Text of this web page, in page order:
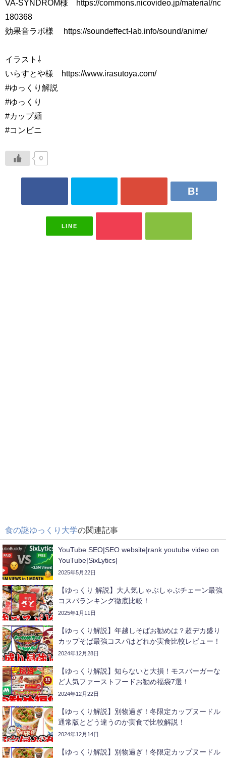
VA-SYNDROM様 https://commons.nicovideo.jp/material/nc
180368
効果音ラボ様 https://soundeffect-lab.info/sound/anime/
イラスト⇩
いらすとや様 https://www.irasutoya.com/
#ゆっくり解説
#ゆっくり
#カップ麺
#コンビニ
0
LINE
食の謎ゆっくり大学の関連記事
YouTube SEO|SEO website|rank youtube video on
YouTube|SixLytics|
2025年5月22日
【ゆっくり 解説】大人気しゃぶしゃぶチェーン最強
コスパランキング徹底比較！
2025年1月11日
【ゆっくり解説】年越しそばお勧めは？超デカ盛り
カップそば最強コスパはどれか実食比較レビュー！
2024年12月28日
【ゆっくり解説】知らないと大損！モスバーガーな
ど人気ファーストフードお勧め福袋7選！
2024年12月22日
【ゆっくり解説】別物過ぎ！冬限定カップヌードル
通常版とどう違うのか実食で比較解説！
2024年12月14日
【ゆっくり解説】別物過ぎ！冬限定カップヌードル